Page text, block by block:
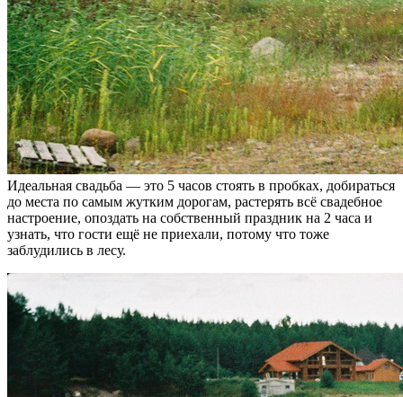
Идеальная свадьба — это 5 часов стоять в пробках, добираться
до места по самым жутким дорогам, растерять всё свадебное
настроение, опоздать на собственный праздник на 2 часа и
узнать, что гости ещё не приехали, потому что тоже
заблудились в лесу.